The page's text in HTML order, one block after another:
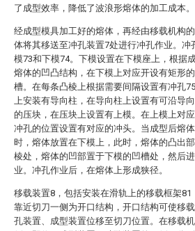
了成型效率，降低了波浪形熔体的加工成本。
经成型模具加工好的熔体，再经由移载机构
体将其移送至冲孔装置7处进行冲孔作业。冲
模73和下模74。下模设置在下模座上，根据
熔体的凹凸结构，在下模上对应开设有矩形
槽。在每条凸棱上根据需要间隔设置有冲孔
上安装有导向柱，在导向柱上设置有可沿导
的压块，在压块上设置有上模。在上模上对
冲孔的位置设置有对应的冲头。当成型后熔
时，熔体放置在下模上，此时，熔体的凸出
棱处，熔体的凹部置于下模的凹槽处，然后
业。冲孔作业后，在熔体上形成狭径。
移载装置8，包括安装在滑轨上的移载框架81
靠近切刀一侧为开口结构，开口结构可使移
孔装置、成型装置位移至切刀位置。在移载